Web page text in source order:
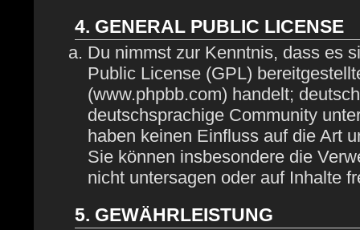
4. GENERAL PUBLIC LICENSE
Du nimmst zur Kenntnis, dass es
Public License (GPL)
(www.phpbb.com) handelt;
deutschsprachige Community
haben keinen Einfluss auf die Art
Sie können insbesondere die
nicht untersagen oder auf Inhalte
5. GEWÄHRLEISTUNG